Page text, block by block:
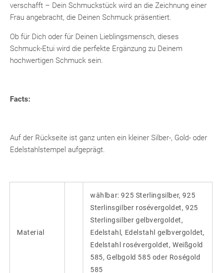
verschafft – Dein Schmuckstück wird an die Zeichnung einer
Frau angebracht, die Deinen Schmuck präsentiert.
Ob für Dich oder für Deinen Lieblingsmensch, dieses
Schmuck-Etui wird die perfekte Ergänzung zu Deinem
hochwertigen Schmuck sein.
Facts:
Auf der Rückseite ist ganz unten ein kleiner Silber-, Gold- oder
Edelstahlstempel aufgeprägt.
Material
wählbar: 925 Sterlingsilber, 925
Sterlinsgilber rosévergoldet, 925
Sterlingsilber gelbvergoldet,
Edelstahl, Edelstahl gelbvergoldet,
Edelstahl rosévergoldet, Weißgold
585, Gelbgold 585 oder Roségold
585